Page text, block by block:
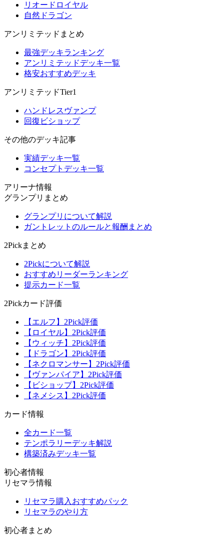
リオードロイヤル
自然ドラゴン
アンリミテッドまとめ
最強デッキランキング
アンリミテッドデッキ一覧
格安おすすめデッキ
アンリミテッドTier1
ハンドレスヴァンプ
回復ビショップ
その他のデッキ記事
実績デッキ一覧
コンセプトデッキ一覧
アリーナ情報
グランプリまとめ
グランプリについて解説
ガントレットのルールと報酬まとめ
2Pickまとめ
2Pickについて解説
おすすめリーダーランキング
提示カード一覧
2Pickカード評価
【エルフ】2Pick評価
【ロイヤル】2Pick評価
【ウィッチ】2Pick評価
【ドラゴン】2Pick評価
【ネクロマンサー】2Pick評価
【ヴァンパイア】2Pick評価
【ビショップ】2Pick評価
【ネメシス】2Pick評価
カード情報
全カード一覧
テンポラリーデッキ解説
構築済みデッキ一覧
初心者情報
リセマラ情報
リセマラ購入おすすめパック
リセマラのやり方
初心者まとめ